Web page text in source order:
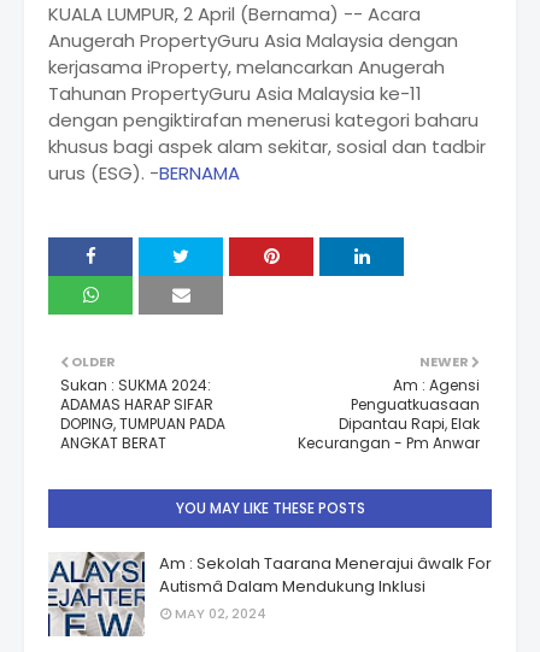
KUALA LUMPUR, 2 April (Bernama) -- Acara
Anugerah PropertyGuru Asia Malaysia dengan
kerjasama iProperty, melancarkan Anugerah
Tahunan PropertyGuru Asia Malaysia ke-11
dengan pengiktirafan menerusi kategori baharu
khusus bagi aspek alam sekitar, sosial dan tadbir
urus (ESG). -BERNAMA
NEWER
Am : Agensi
Penguatkuasaan
Dipantau Rapi, Elak
Kecurangan - Pm Anwar
OLDER
Sukan : SUKMA 2024:
ADAMAS HARAP SIFAR
DOPING, TUMPUAN PADA
ANGKAT BERAT
YOU MAY LIKE THESE POSTS
Am : Sekolah Taarana Menerajui âwalk For
Autismâ Dalam Mendukung Inklusi
MAY 02, 2024